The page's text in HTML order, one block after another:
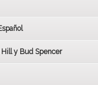
2019
DE SEVILLA 2019
Hill y Bud Spencer